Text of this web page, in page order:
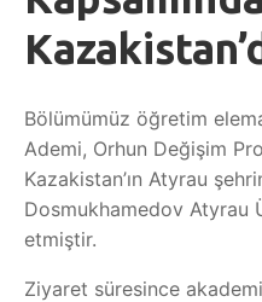
DERGI
İLETIŞIM
Bölümümüz öğretim
Ademi, Orhun Değişim
Kazakistan’ın Atyrau
Dosmukhamedov Atyrau
etmiştir.
Ziyaret süresince